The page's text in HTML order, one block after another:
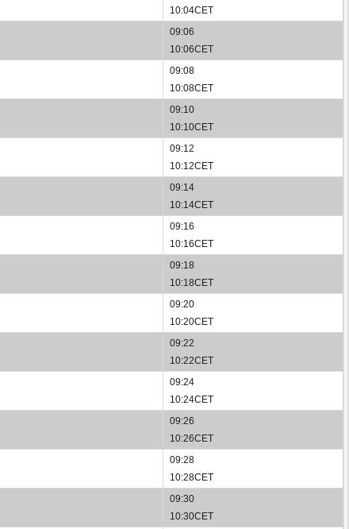
10:04CET
09:06
10:06CET
09:08
10:08CET
09:10
10:10CET
09:12
10:12CET
09:14
10:14CET
09:16
10:16CET
09:18
10:18CET
09:20
10:20CET
09:22
10:22CET
09:24
10:24CET
09:26
10:26CET
09:28
10:28CET
09:30
10:30CET